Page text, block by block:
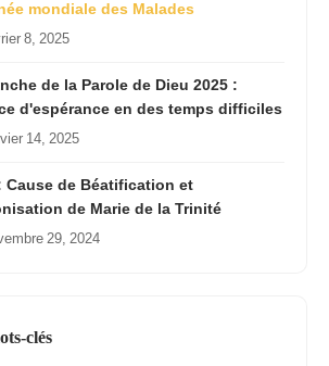
mondiale des Malades
8, 2025
de la Parole de Dieu 2025 :
d'espérance en des temps difficiles
14, 2025
Cause de Béatification et
de Marie de la Trinité
29, 2024
clés